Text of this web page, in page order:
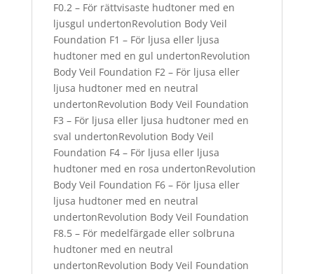
F0.2 – För rättvisaste hudtoner med en
ljusgul undertonRevolution Body Veil
Foundation F1 – För ljusa eller ljusa
hudtoner med en gul undertonRevolution
Body Veil Foundation F2 – För ljusa eller
ljusa hudtoner med en neutral
undertonRevolution Body Veil Foundation
F3 – För ljusa eller ljusa hudtoner med en
sval undertonRevolution Body Veil
Foundation F4 – För ljusa eller ljusa
hudtoner med en rosa undertonRevolution
Body Veil Foundation F6 – För ljusa eller
ljusa hudtoner med en neutral
undertonRevolution Body Veil Foundation
F8.5 – För medelfärgade eller solbruna
hudtoner med en neutral
undertonRevolution Body Veil Foundation